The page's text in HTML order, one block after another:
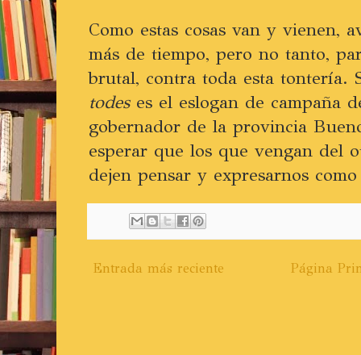
Como estas cosas van y vienen,
más de tiempo, pero no tanto,
brutal, contra toda esta tontería.
todeses el eslogan de campaña
gobernador de la provincia
esperar que los que vengan del
dejen pensar y expresarnos
Entrada más reciente Página